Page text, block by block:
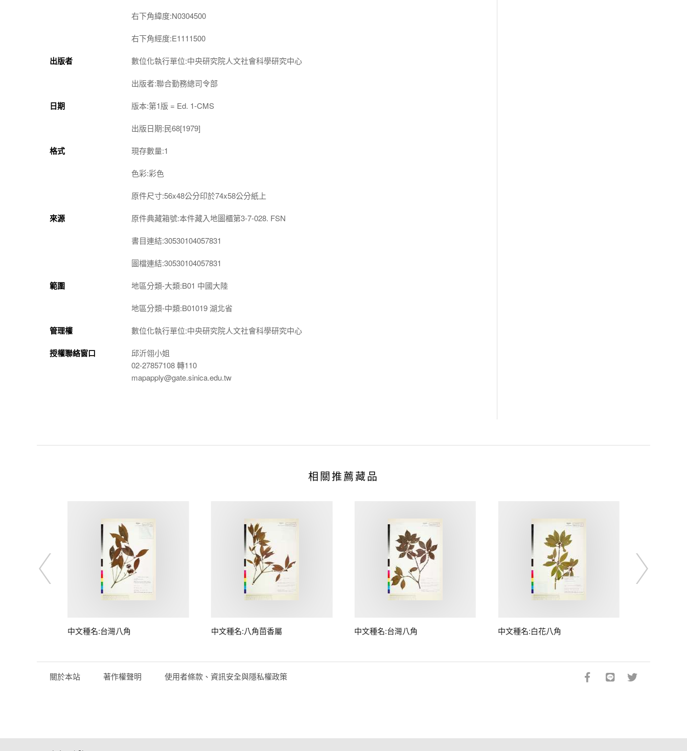
右下角緯度:N0304500
右下角經度:E1111500
出版者 數位化執行單位:中央研究院人文社會科學研究中心
出版者:聯合勤務總司令部
日期 版本:第1版 = Ed. 1-CMS
出版日期:民68[1979]
格式 現存數量:1
色彩:彩色
原件尺寸:56x48公分印於74x58公分紙上
來源 原件典藏箱號:本件藏入地圖櫃第3-7-028. FSN
書目連結:30530104057831
圖檔連結:30530104057831
範圍 地區分類-大類:B01 中國大陸
地區分類-中類:B01019 湖北省
管理權 數位化執行單位:中央研究院人文社會科學研究中心
授權聯絡窗口
邱沂翎小姐
02-27857108 轉110
mapapply@gate.sinica.edu.tw
相關推薦藏品
中文種名:台灣八角 中文種名:八角茴香屬 中文種名:台灣八角 中文種名:白花八角
關於本站 著作權聲明 使用者條款、資訊安全與隱私權政策